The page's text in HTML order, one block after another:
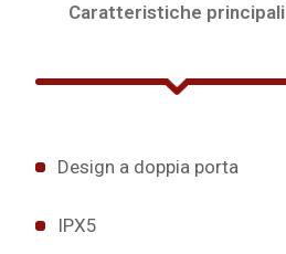
Caratteristiche principali
Design a doppia porta
IPX5